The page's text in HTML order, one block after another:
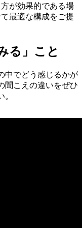
が効果的である場
最適な構成をご提
る」こと
中でどう感じるかが
聞こえの違いをぜひ